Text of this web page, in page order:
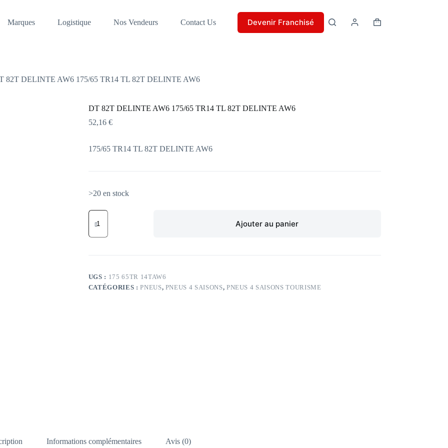
Marques Logistique Nos Vendeurs Contact Us Devenir Franchisé
Panier
82T DELINTE AW6 175/65 TR14 TL 82T DELINTE AW6
DT 82T DELINTE AW6 175/65 TR14 TL 82T DELINTE AW6
52,16 €
175/65 TR14 TL 82T DELINTE AW6
>20 en stock
quantité
de
82T
AW6
TR14
TL
82T
Ajouter au panier
UGS : 175 65TR 14TAW6
CATÉGORIES :PNEUS, PNEUS 4 SAISONS, PNEUS 4 SAISONS TOURISME
Informations complémentaires Avis (0)